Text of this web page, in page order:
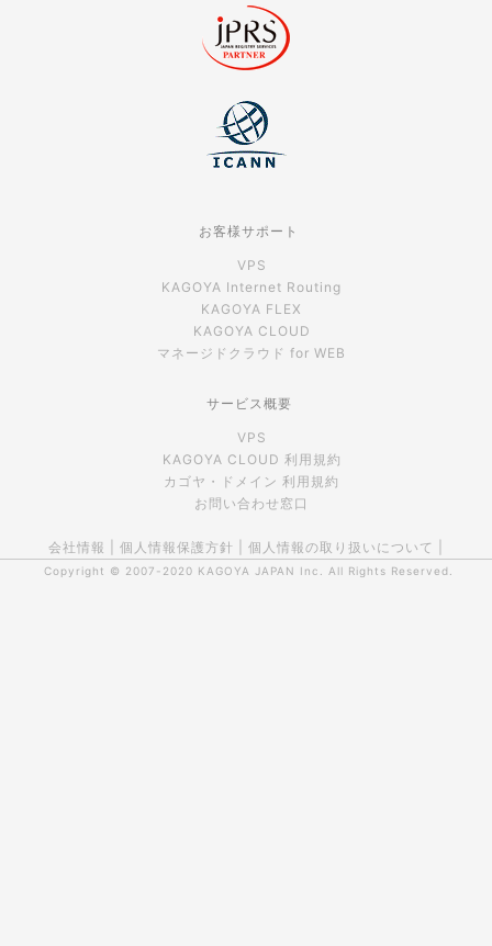
お客様サポート
VPS
KAGOYA Internet Routing
KAGOYA FLEX
KAGOYA CLOUD
マネージドクラウド for WEB
サービス概要
VPS
KAGOYA CLOUD 利用規約
カゴヤ・ドメイン 利用規約
お問い合わせ窓口
会社情報 個人情報保護方針 個人情報の取り扱いについて
Copyright © 2007-2020 KAGOYA JAPAN Inc. All Rights Reserved.